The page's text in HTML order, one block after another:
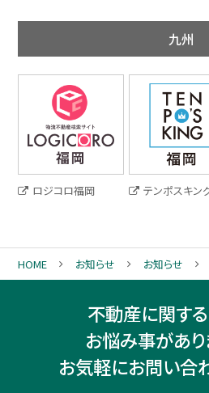
九州
ロジコロ福岡 テンポスキン
HOME お知らせ お知らせ
不動産に関す
お悩み事があり
お気軽にお問い合